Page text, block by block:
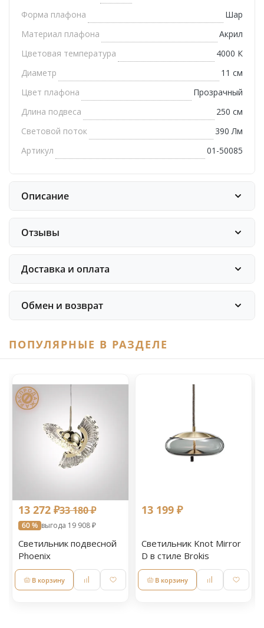
Форма плафона
Шар
Материал плафона
Акрил
Цветовая температура
4000 К
Диаметр
11 см
Цвет плафона
Прозрачный
Длина подвеса
250 см
Световой поток
390 Лм
Артикул
01-50085
Описание
Отзывы
Доставка и оплата
Обмен и возврат
ПОПУЛЯРНЫЕ В РАЗДЕЛЕ
13 272 ₽33 180 ₽
60 % выгода 19 908 ₽
Светильник подвесной
Phoenix
В корзину
13 199 ₽
Светильник Knot Mirror
D в стиле Brokis
В корзину